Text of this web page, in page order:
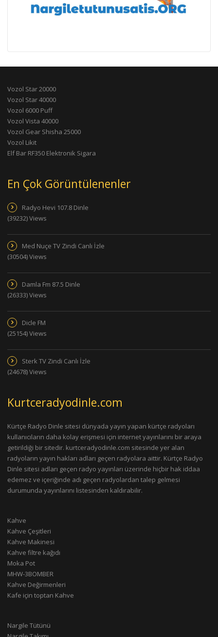
Vozol Star 20000
Vozol Star 40000
Vozol 6000 Puff
Vozol Vista 40000
Vozol Gear Shisha 25000
Vozol Likit
Elf Bar RF350 Elektronik Sigara
En Çok Görüntülenenler
Radyo Hevi 107.8 Dinle
(39232) Views
Med Nuçe TV Zindi Canlı İzle
(30504) Views
Damla Fm 87.5 Dinle
(26333) Views
Dicle FM
(25154) Views
Sterk TV Zindi Canlı İzle
(24678) Views
Kurtceradyodinle.com
Kürtçe Radyo Dinle sitesi dünyada yayın yapan kürtçe radyoları
kullanıcıların daha kolay erişmesi için internet yayınlarını bir araya
getirildiği bir sitedir. kurtceradyodinle.com sitesinde yer alan
radyoların yayın hakları adları geçen radyolara aittir. Kürtçe Radyo
Dinle sitesi adları geçen radyo yayınları üzerinde hiçbir hak iddaa
edemez ve içeriğinde adı geçen radyolardan talep gelmesi
durumunda yayınlarını listesinden kaldırabilir.
Kahve
Kahve Çeşitleri
Kahve Makinesi
Kahve filtre kağıdı
Moka Pot
MHW-3BOMBER
Kahve Değirmenleri
Kafe için toptan Kahve
Nargile Tütünü